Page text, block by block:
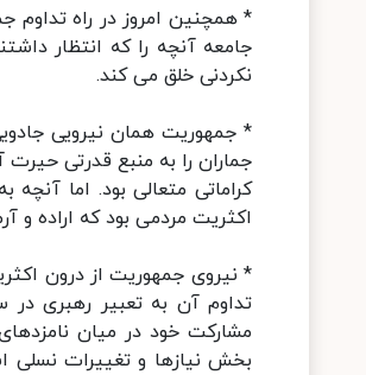
* همچنین امروز در راه تداوم
جامعه آنچه را که انتظار
نکردنی خلق می کند.
* جمهوریت همان نیرویی
جماران را به منبع قدرتی
کراماتی متعالی بود. اما
اکثریت مردمی بود که اراده و
* نیروی جمهوریت از درون
تداوم آن به تعبیر رهبری
مشارکت خود در میان
بخش نیازها و تغییرات